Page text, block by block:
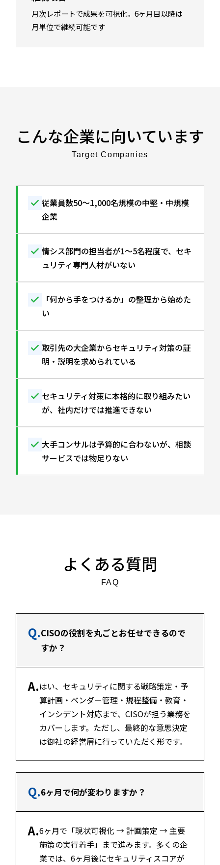
月次レポートで成果を可視化。6ヶ月目以降は
月単位で継続可能です
こんな企業に向いています
Target Companies
従業員数50〜1,000名規模の中堅・中規模
企業
情シス部門の担当者が1〜5名程度で、セキ
ュリティ専門人材がいない
「何から手をつけるか」の整理から始めた
い
取引先の大企業からセキュリティ対策の証
明・説明を求められている
セキュリティ対策に本格的に取り組みたい
が、社内だけでは推進できない
大手コンサルは予算的に合わないが、相談
サービスでは物足りない
よくある質問
FAQ
Q.CISOの役割を丸ごとお任せできるので
すか？
A.はい、セキュリティに関する戦略策定・予
算計画・ベンダー管理・規程整備・教育・
インシデント対応まで、CISOが担う業務を
カバーします。ただし、最終的な意思決定
は御社の経営層に行っていただく形です。
Q.6ヶ月で何が変わりますか？
A.6ヶ月で「現状可視化 → 計画策定 → 主要
施策の実行着手」まで進みます。多くの企
業では、6ヶ月後にセキュリティスコアが